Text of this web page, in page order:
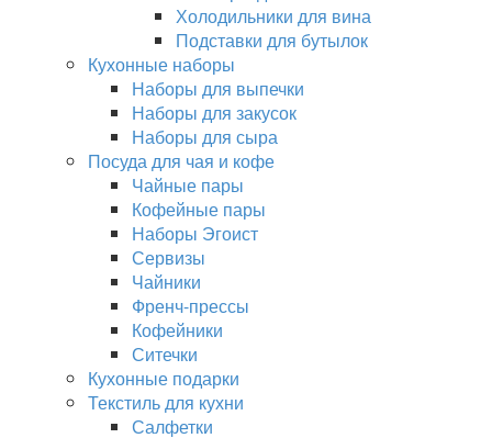
Холодильники для вина
Подставки для бутылок
Кухонные наборы
Наборы для выпечки
Наборы для закусок
Наборы для сыра
Посуда для чая и кофе
Чайные пары
Кофейные пары
Наборы Эгоист
Сервизы
Чайники
Френч-прессы
Кофейники
Ситечки
Кухонные подарки
Текстиль для кухни
Салфетки